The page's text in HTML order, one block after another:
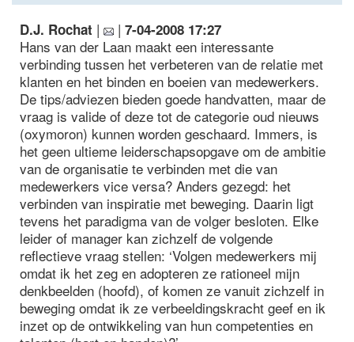
D.J. Rochat | | 7-04-2008 17:27
Hans van der Laan maakt een interessante
verbinding tussen het verbeteren van de relatie met
klanten en het binden en boeien van medewerkers.
De tips/adviezen bieden goede handvatten, maar de
vraag is valide of deze tot de categorie oud nieuws
(oxymoron) kunnen worden geschaard. Immers, is
het geen ultieme leiderschapsopgave om de ambitie
van de organisatie te verbinden met die van
medewerkers vice versa? Anders gezegd: het
verbinden van inspiratie met beweging. Daarin ligt
tevens het paradigma van de volger besloten. Elke
leider of manager kan zichzelf de volgende
reflectieve vraag stellen: ‘Volgen medewerkers mij
omdat ik het zeg en adopteren ze rationeel mijn
denkbeelden (hoofd), of komen ze vanuit zichzelf in
beweging omdat ik ze verbeeldingskracht geef en ik
inzet op de ontwikkeling van hun competenties en